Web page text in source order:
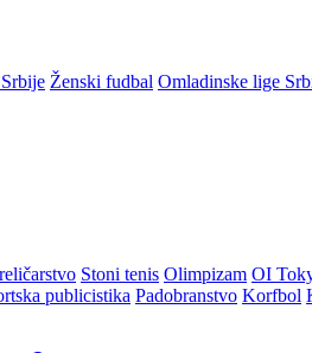
Ženski fudbal Omladinske lige
Stoni tenis Olimpizam OI
publicistika Padobranstvo Korfbol